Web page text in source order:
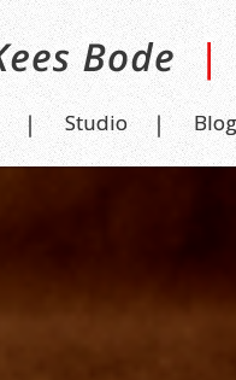
Studio Blog